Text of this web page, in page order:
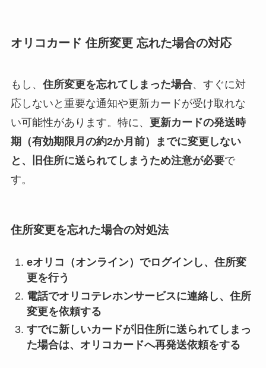
オリコカード 住所変更 忘れた場合の対応
もし、 住所変更を忘れてしまった場合、すぐに対
応しないと重要な通知や更新カードが受け取れな
い可能性があります。特に、 更新カードの発送時
期（有効期限月の約2か月前）までに変更しない
と、旧住所に送られてしまうため注意が必要で
す。
住所変更を忘れた場合の対処法
eオリコ（オンライン）でログインし、住所変
更を行う
電話でオリコテレホンサービスに連絡し、住所
変更を依頼する
すでに新しいカードが旧住所に送られてしまっ
た場合は、オリコカードへ再発送依頼をする